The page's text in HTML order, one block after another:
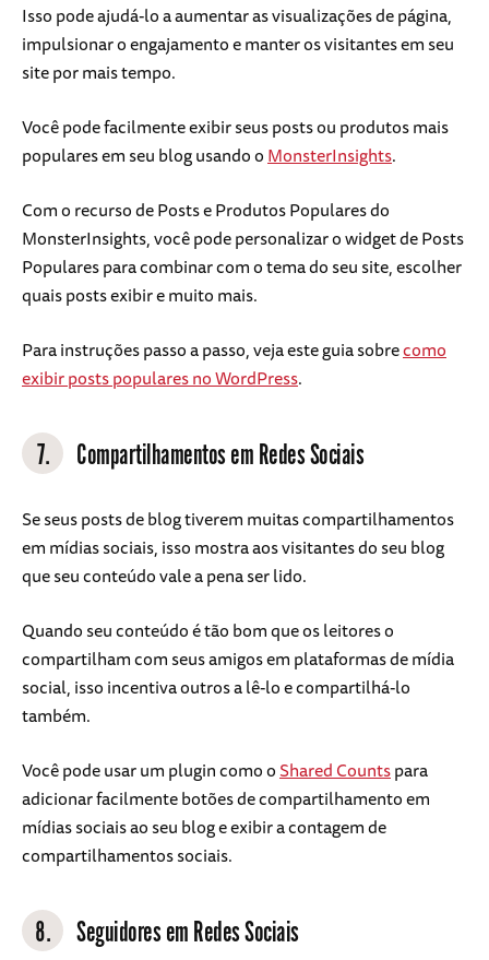
Isso pode ajudá-lo a aumentar as visualizações de página,
impulsionar o engajamento e manter os visitantes em seu
site por mais tempo.
Você pode facilmente exibir seus posts ou produtos mais
populares em seu blog usando oMonsterInsights.
Com o recurso de Posts e Produtos Populares do
MonsterInsights, você pode personalizar o widget de Posts
Populares para combinar com o tema do seu site, escolher
quais posts exibir e muito mais.
Para instruções passo a passo, veja este guia sobrecomo
exibir posts populares no WordPress.
7. Compartilhamentos em Redes Sociais
Se seus posts de blog tiverem muitas compartilhamentos
em mídias sociais, isso mostra aos visitantes do seu blog
que seu conteúdo vale a pena ser lido.
Quando seu conteúdo é tão bom que os leitores o
compartilham com seus amigos em plataformas de mídia
social, isso incentiva outros a lê-lo e compartilhá-lo
também.
Você pode usar um plugin como oShared Countspara
adicionar facilmente botões de compartilhamento em
mídias sociais ao seu blog e exibir a contagem de
compartilhamentos sociais.
8. Seguidores em Redes Sociais